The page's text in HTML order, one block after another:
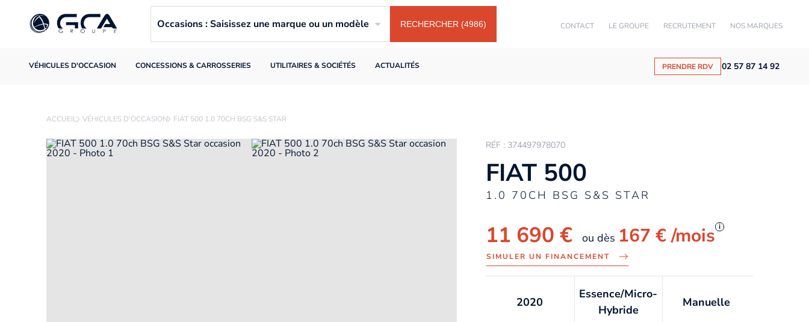
CONTACT LE GROUPE RECRUTEMENT NOS MARQUES
VÉHICULES D'OCCASION CONCESSIONS & CARROSSERIES UTILITAIRES & SOCIÉTÉS ACTUALITÉS PRENDRE RDV 02 57 87 14 92
Occasions : Saisissez une marque ou un modèle RECHERCHER (4986)
ACCUEIL VÉHICULES D'OCCASION FIAT 500 1.0 70CH BSG S&S STAR
RÉF : 374497978070
FIAT 500
1.0 70CH BSG S&S STAR
11 690 € ou dès 167 €/mois i
SIMULER UN FINANCEMENT
2020
Essence/Micro-
Hybride
Manuelle